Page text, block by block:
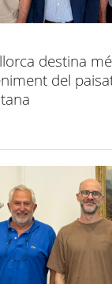
destina
del